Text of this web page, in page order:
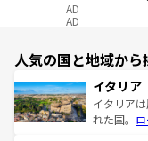
AD
AD
人気の国と地域から
イタリア
イタリア
れた国。